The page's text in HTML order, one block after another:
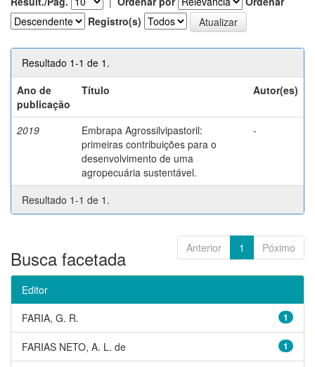
Registro(s)
Resultado 1-1 de 1.
Ano de
publicação
Título Autor(es)
2019
Embrapa Agrossilvipastoril:
primeiras contribuições para o
desenvolvimento de uma
agropecuária sustentável.
-
Resultado 1-1 de 1.
Anterior 1 Póximo
Busca facetada
Editor
1
FARIA, G. R.
1
FARIAS NETO, A. L. de